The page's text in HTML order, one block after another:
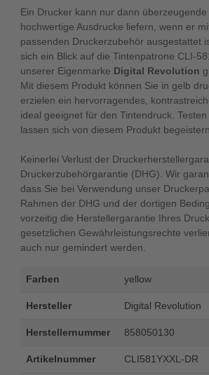
Ein Drucker kann nur dann überzeugende
hochwertige Ausdrucke liefern, wenn er
passenden Druckerzubehör ausgestattet
sich ein Blick auf die Tintenpatrone CLI-
unserer Eigenmarke Digital Revolution
Mit diesem Produkt können Sie in gelb
erzielen ein hervorragendes,
ideal geeignet für den Tintendruck.
lassen sich von diesem Produkt
Keinerlei Verlust der
Druckerzubehörgarantie (DHG). Wir
dass Sie bei Verwendung unser
Rahmen der DHG und der dortigen
vorzeitig die Herstellergarantie Ihres
gesetzlichen Gewährleistungsrechte
auch nur gemindert werden.
Farben yellow
Hersteller Digital Revolution
Herstellernummer 858050130
Artikelnummer CLI581YXXL-DR